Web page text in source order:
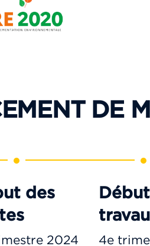
DE
des
2024 4e